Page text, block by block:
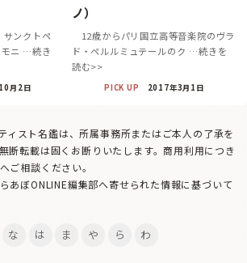
サンクトペ
モニ …続き
月2日
ノ）
12歳からパリ国立高等音楽院のヴラ
ド・ペルルミュテールのク …続きを
読む>>
PICK UP 2017年3月1日
ィスト名鑑は、所属事務所またはご本人の了承を
断転載は固くお断りいたします。商用利用につき
ご相談ください。
あぼONLINE編集部へ寄せられた情報に基づいて
な は ま や ら わ